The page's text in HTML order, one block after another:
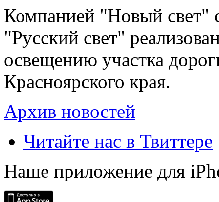
Компанией "Новый свет"
"Русский свет"
освещению участка
Красноярского края.
Архив новостей
Читайте нас в Твиттере
Наше приложение для